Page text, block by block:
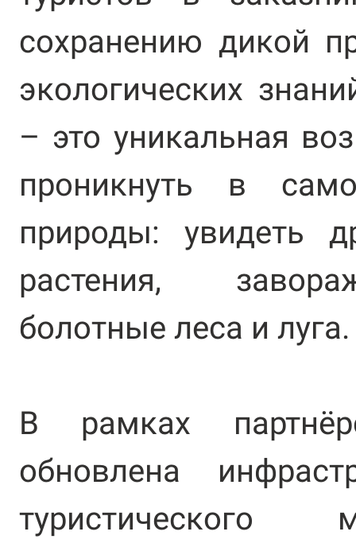
сохранению дикой
экологических
– это уникальная
проникнуть в
природы: увидеть
растения,
болотные леса и луга.
В рамках
обновлена
туристического